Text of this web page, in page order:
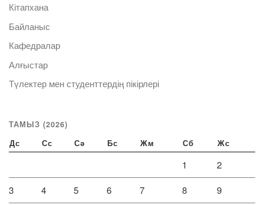
Кітапхана
Байланыс
Кафедралар
Алғыстар
Түлектер мен студенттердің пікірлері
ТАМЫЗ (2026)
Дс Сс Сә Бс Жм Сб Жс
1 2
3 4 5 6 7 8 9